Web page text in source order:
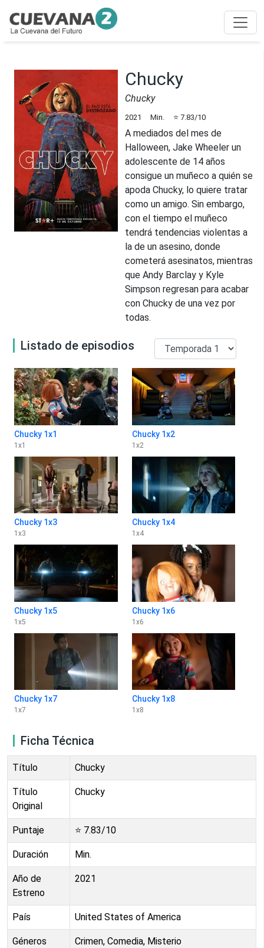
Chucky
Chucky
2021 Min. ⭐ 7.83/10
A mediados del mes de
Halloween, Jake Wheeler un
adolescente de 14 años
consigue un muñeco a quién se
apoda Chucky, lo quiere tratar
como un amigo. Sin embargo,
con el tiempo el muñeco
tendrá tendencias violentas a
la de un asesino, donde
cometerá asesinatos, mientras
que Andy Barclay y Kyle
Simpson regresan para acabar
con Chucky de una vez por
todas.
Listado de episodios
Chucky 1x1
1 x1
Chucky 1x2
1 x2
Chucky 1x3
1 x3
Chucky 1x4
1 x4
Chucky 1x5
1 x5
Chucky 1x6
1 x6
Chucky 1x7
1 x7
Chucky 1x8
1 x8
Ficha Técnica
Título Chucky
Título
Original
Chucky
Puntaje ⭐ 7.83/10
Duración Min.
Año de
Estreno
2021
País United States of America
Géneros Crimen, Comedia, Misterio